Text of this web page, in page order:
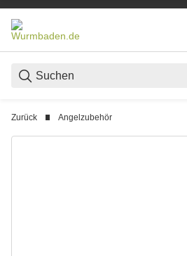
Zurück Angelzubehör